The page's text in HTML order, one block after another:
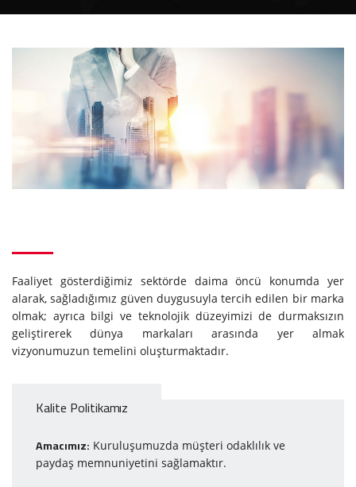
Faaliyet gösterdiğimiz sektörde daima öncü konumda yer
alarak, sağladığımız güven duygusuyla tercih edilen bir marka
olmak; ayrıca bilgi ve teknolojik düzeyimizi de durmaksızın
geliştirerek dünya markaları arasında yer almak
vizyonumuzun temelini oluşturmaktadır.
Kalite Politikamız
Amacımız: Kuruluşumuzda müşteri odaklılık ve
paydaş memnuniyetini sağlamaktır.